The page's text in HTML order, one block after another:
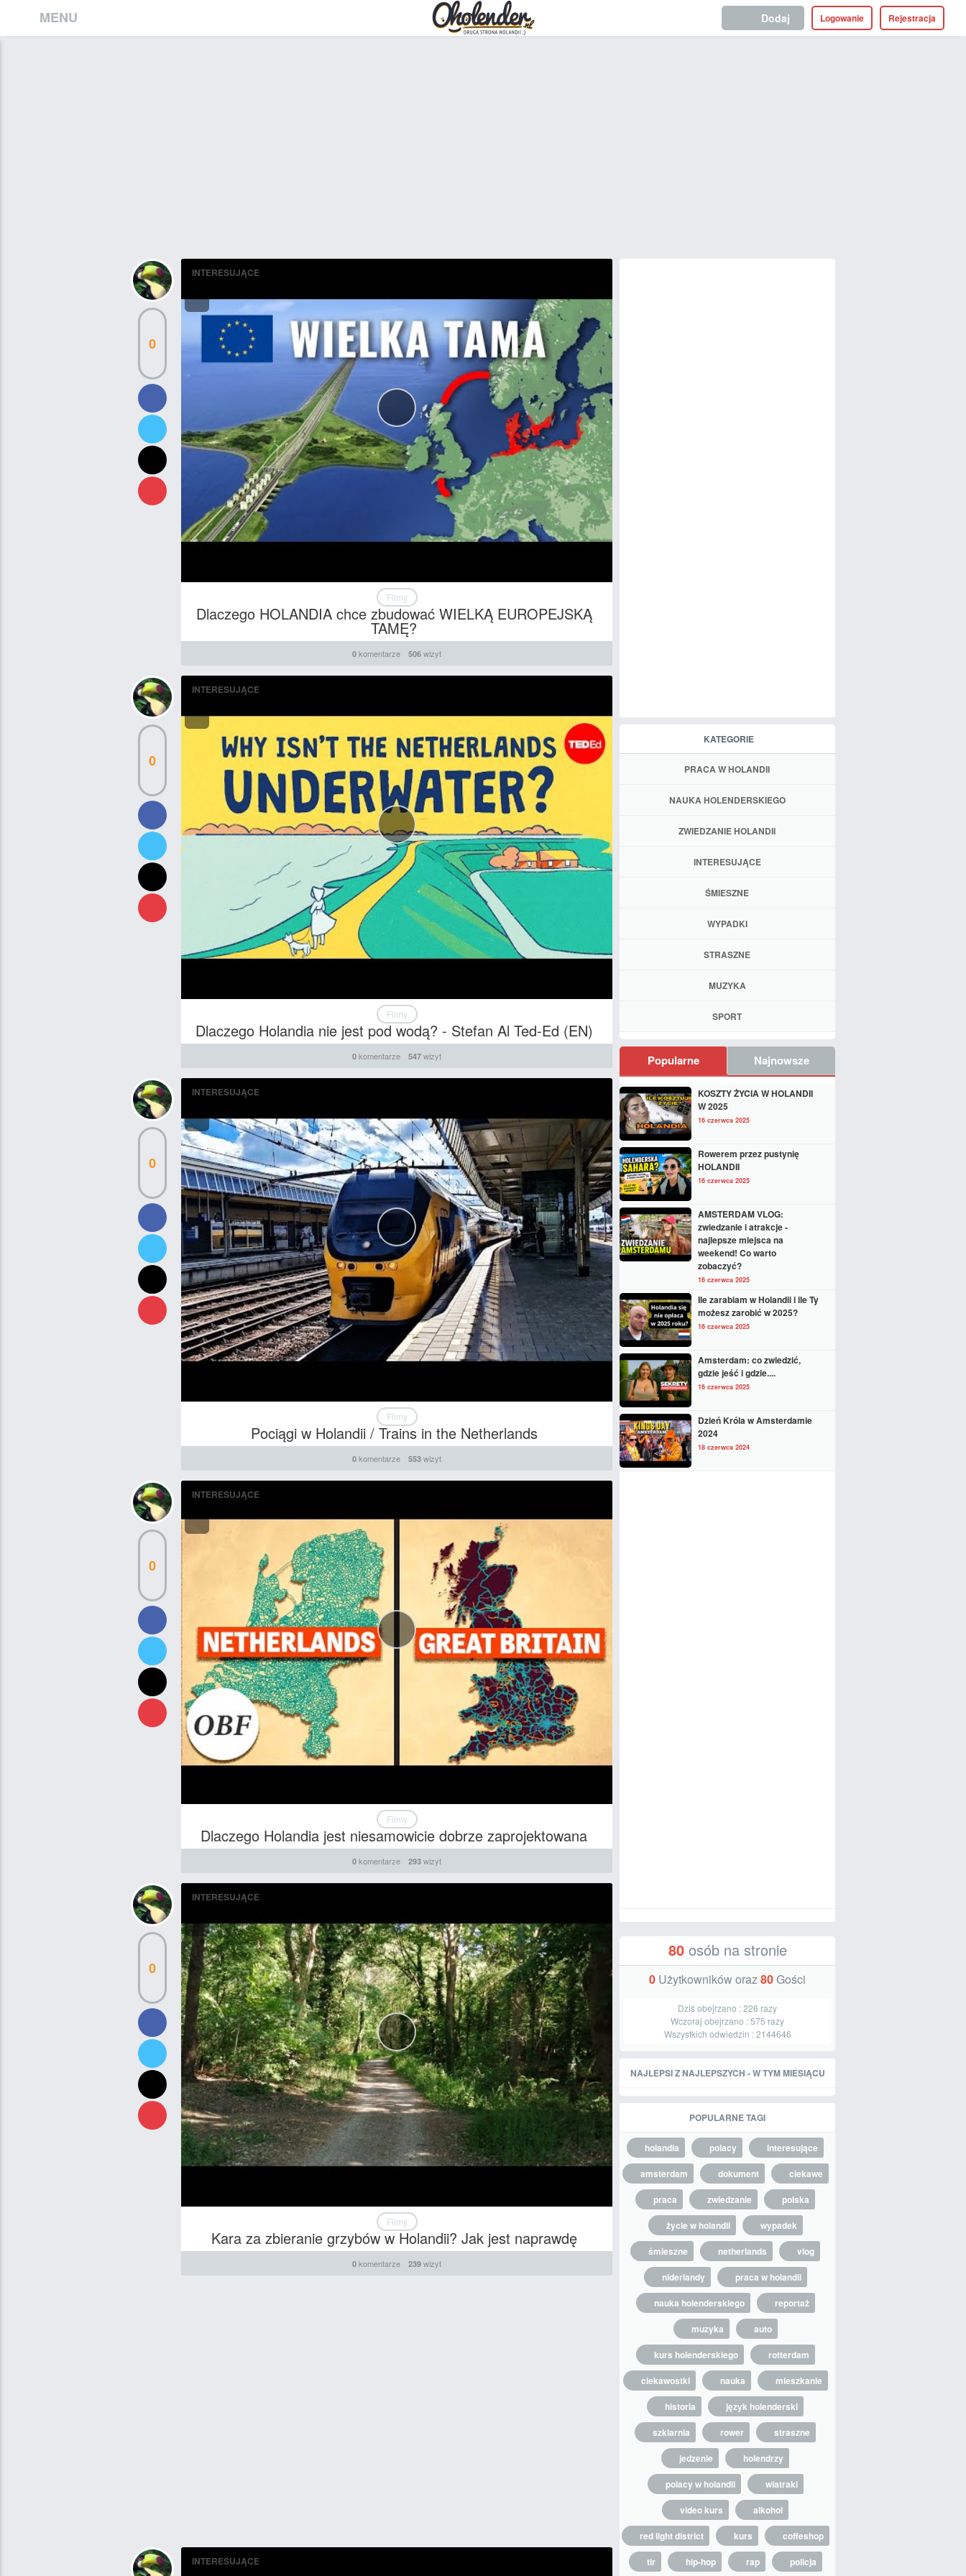
MENU Rejestracja
Logowanie
Dodaj
0
INTERESUJĄCE
Filmy
Dlaczego HOLANDIA chce zbudować WIELKĄ EUROPEJSKĄ
TAMĘ?
0 komentarze 506 wizyt
0
INTERESUJĄCE
Filmy
Dlaczego Holandia nie jest pod wodą? - Stefan Al Ted-Ed (EN)
0 komentarze 547 wizyt
0
INTERESUJĄCE
Filmy
Pociągi w Holandii / Trains in the Netherlands
0 komentarze 553 wizyt
0
INTERESUJĄCE
Filmy
Dlaczego Holandia jest niesamowicie dobrze zaprojektowana
0 komentarze 293 wizyt
0
INTERESUJĄCE
Filmy
Kara za zbieranie grzybów w Holandii? Jak jest naprawdę
0 komentarze 239 wizyt
INTERESUJĄCE
KATEGORIE
PRACA W HOLANDII
NAUKA HOLENDERSKIEGO
ZWIEDZANIE HOLANDII
INTERESUJĄCE
ŚMIESZNE
WYPADKI
STRASZNE
MUZYKA
SPORT
Popularne Najnowsze
KOSZTY ŻYCIA W HOLANDII
W 2025
16 czerwca 2025
Rowerem przez pustynię
HOLANDII
16 czerwca 2025
AMSTERDAM VLOG:
zwiedzanie i atrakcje -
najlepsze miejsca na
weekend! Co warto
zobaczyć?
16 czerwca 2025
Ile zarabiam w Holandii i ile Ty
możesz zarobić w 2025?
16 czerwca 2025
Amsterdam: co zwiedzić,
gdzie jeść i gdzie....
16 czerwca 2025
Dzień Króla w Amsterdamie
2024
18 czerwca 2024
80osób na stronie
0 Użytkowników oraz80Gości
Dziś obejrzano :226 razy
Wczoraj obejrzano :575 razy
Wszystkich odwiedzin :2144646
NAJLEPSI Z NAJLEPSZYCH - W TYM MIESIĄCU
POPULARNE TAGI
holandia polacy
interesujące
amsterdam
dokument
ciekawe
praca
zwiedzanie
polska
życie w holandii
wypadek
śmieszne
netherlands
vlog
niderlandy
praca w holandii
nauka holenderskiego
reportaż
muzyka
auto
kurs holenderskiego
rotterdam
ciekawostki
nauka
mieszkanie
historia
język holenderski
szklarnia
rower
straszne
jedzenie
holendrzy
polacy w holandii
wiatraki
video kurs
alkohol
red light district
kurs
coffeshop
tir
hip-hop rap policja